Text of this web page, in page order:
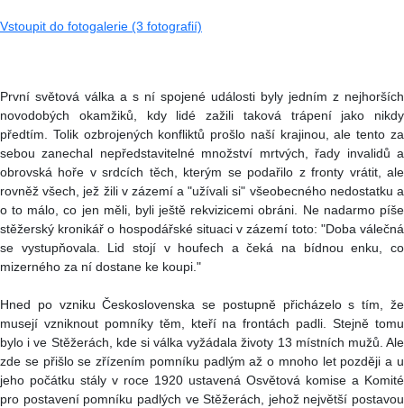
Vstoupit do fotogalerie (3 fotografií)
První světová válka a s ní spojené události byly jedním z nejhorších
novodobých okamžiků, kdy lidé zažili taková trápení jako nikdy
předtím. Tolik ozbrojených konfliktů prošlo naší krajinou, ale tento za
sebou zanechal nepředstavitelné množství mrtvých, řady invalidů a
obrovská hoře v srdcích těch, kterým se podařilo z fronty vrátit, ale
rovněž všech, jež žili v zázemí a "užívali si" všeobecného nedostatku a
o to málo, co jen měli, byli ještě rekvizicemi obráni. Ne nadarmo píše
stěžerský kronikář o hospodářské situaci v zázemí toto: "Doba válečná
se vystupňovala. Lid stojí v houfech a čeká na bídnou enku, co
mizerného za ní dostane ke koupi."
Hned po vzniku Československa se postupně přicházelo s tím, že
musejí vzniknout pomníky těm, kteří na frontách padli. Stejně tomu
bylo i ve Stěžerách, kde si válka vyžádala životy 13 místních mužů. Ale
zde se přišlo se zřízením pomníku padlým až o mnoho let později a u
jeho počátku stály v roce 1920 ustavená Osvětová komise a Komité
pro postavení pomníku padlých ve Stěžerách, jehož největší postavou